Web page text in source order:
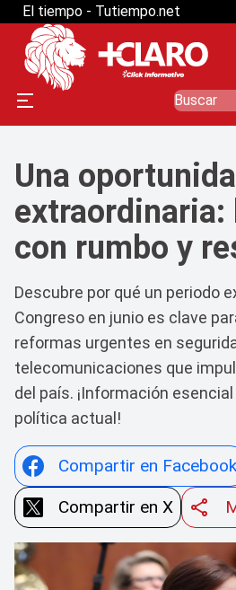
El tiempo - Tutiempo.net
Una
extraordinaria:
con rumbo y
Descubre por qué un periodo
Congreso en junio es clave
reformas urgentes en
telecomunicaciones que
del país. ¡Información
política actual!
Compartir en Facebook
Compartir en X